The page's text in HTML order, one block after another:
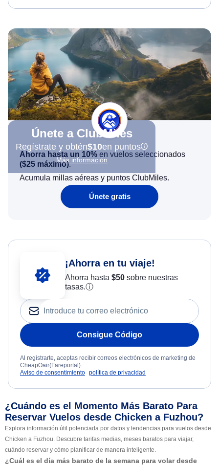
Únete a ClubMiles
Regístrate y obtén$10en puntos
Más información
Ahorra hasta un 10% en vuelos seleccionados
($25 máximo).
Acumula millas aéreas y puntos ClubMiles.
Únete gratis
¡Ahorra en tu viaje!
Ahorra hasta $50sobre nuestras
tasas.ⓘ
Consigue Código
Al registrarte, aceptas recibir correos electrónicos de marketing de
CheapOair(Fareportal).
Aviso de consentimiento política de privacidad
¿Cuándo es el Momento Más Barato Para
Reservar Vuelos desde Chicken a Fuzhou?
Explora información útil potenciada por datos y tendencias para vuelos desde
Chicken a Fuzhou. Descubre tarifas medias, meses baratos para viajar,
cuándo reservar y cómo planificar de manera inteligente.
¿Cuál es el día más barato de la semana para volar desde